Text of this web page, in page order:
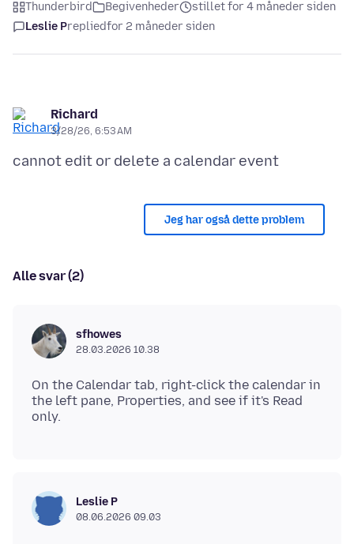
Thunderbird Begivenheder
stillet for 4 måneder siden
Leslie Prepliedfor 2 måneder siden
Richard
3/28/26, 6:53 AM
Jeg har også dette problem
Alle svar (2)
sfhowes
28.03.2026 10.38
On the Calendar tab, right-click the calendar in
the left pane, Properties, and see if it's Read
Leslie P
08.06.2026 09.03